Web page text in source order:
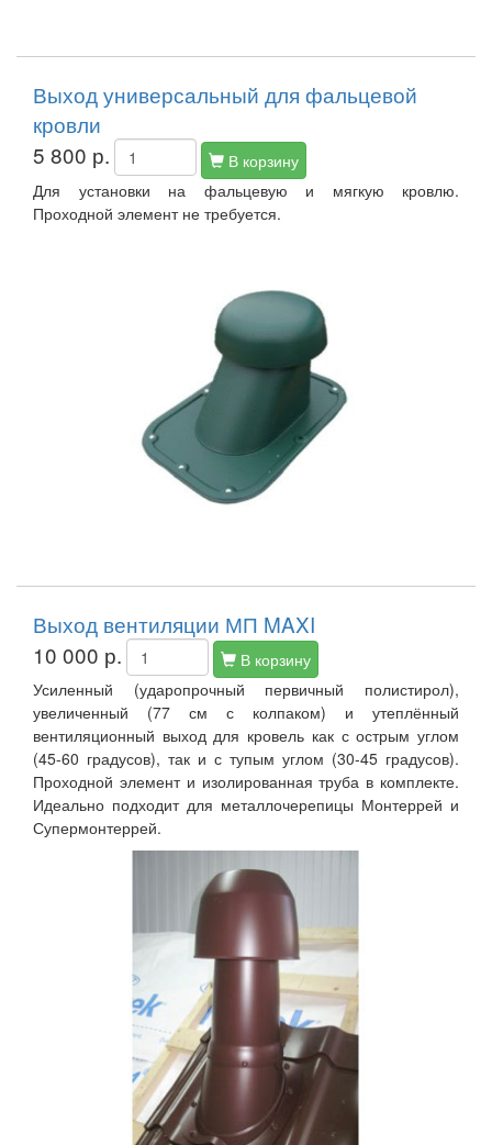
Выход универсальный для фальцевой
кровли
5 800 р.
В корзину
Для установки на фальцевую и мягкую кровлю.
Проходной элемент не требуется.
Выход вентиляции МП MAXI
10 000 р.
В корзину
Усиленный (ударопрочный первичный полистирол),
увеличенный (77 см с колпаком) и утеплённый
вентиляционный выход для кровель как с острым углом
(45-60 градусов), так и с тупым углом (30-45 градусов).
Проходной элемент и изолированная труба в комплекте.
Идеально подходит для металлочерепицы Монтеррей и
Супермонтеррей.